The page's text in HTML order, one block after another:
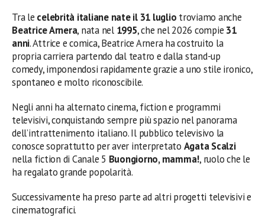
Tra le celebrità italiane nate il 31 luglio troviamo anche
Beatrice Arnera, nata nel 1995, che nel 2026 compie 31
anni. Attrice e comica, Beatrice Arnera ha costruito la
propria carriera partendo dal teatro e dalla stand-up
comedy, imponendosi rapidamente grazie a uno stile ironico,
spontaneo e molto riconoscibile.
Negli anni ha alternato cinema, fiction e programmi
televisivi, conquistando sempre più spazio nel panorama
dell’intrattenimento italiano. Il pubblico televisivo la
conosce soprattutto per aver interpretato Agata Scalzi
nella fiction di Canale 5 Buongiorno, mamma!, ruolo che le
ha regalato grande popolarità.
Successivamente ha preso parte ad altri progetti televisivi e
cinematografici.